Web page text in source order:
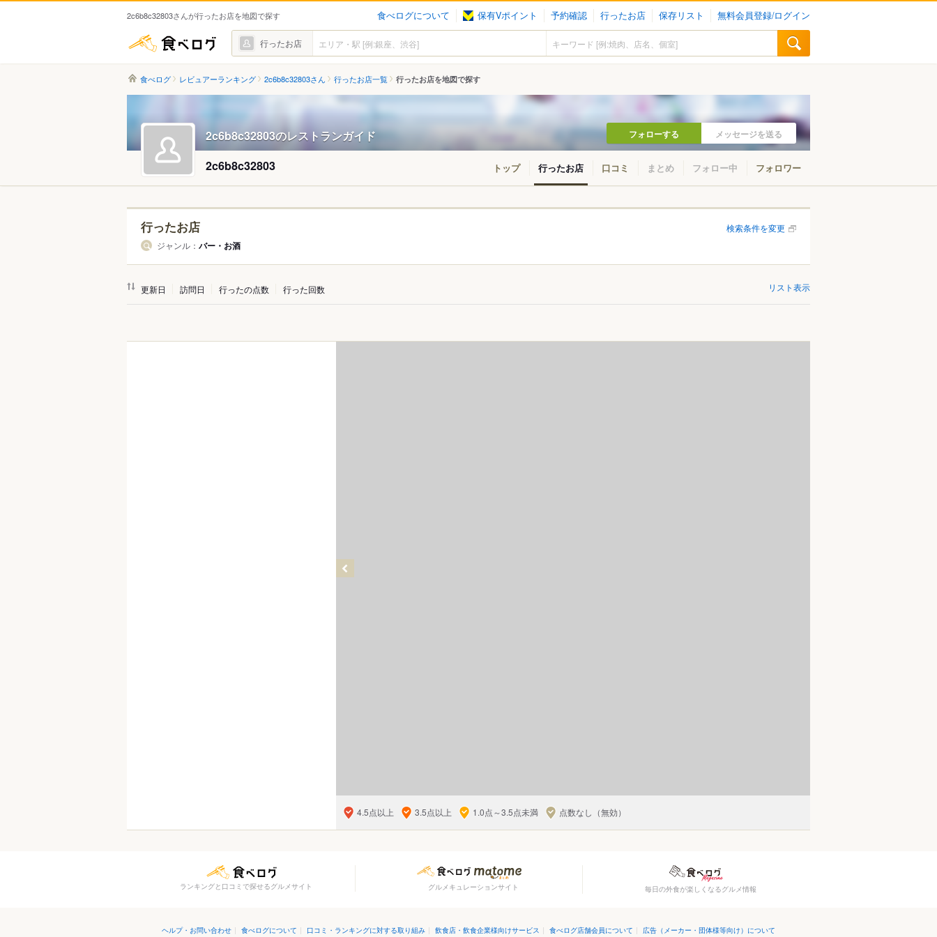
2c6b8c32803さんが行ったお店を地図で探す 食べログについて 保有Vポイント 予約確認 行ったお店 保存リスト 無料会員登録/ログイン
食べログ 行ったお店
食べログ レビュアーランキング 2c6b8c32803さん 行ったお店一覧 行ったお店を地図で探す
2c6b8c32803のレストランガイド フォローする メッセージを送る
2c6b8c32803 トップ 行ったお店 口コミ まとめ フォロー中 フォロワー
行ったお店
検索条件を変更
ジャンル： バー・お酒
更新日 訪問日 行ったの点数 行った回数 リスト表示
4.5点以上 3.5点以上 1.0点～3.5点未満 点数なし（無効）
ランキングと口コミで探せるグルメサイト グルメキュレーションサイト 毎日の外食が楽しくなるグルメ情報
ヘルプ・お問い合わせ | 食べログについて | 口コミ・ランキングに対する取り組み | 飲食店・飲食企業様向けサービス | 食べログ店舗会員について | 広告（メーカー・団体様等向け）について